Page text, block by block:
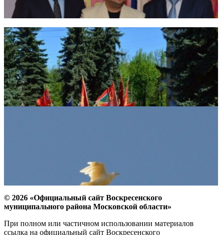
© 2026 «Официальный сайт Воскресенского
муниципального района Московской области»
При полном или частичном использовании материалов
ссылка на официальный сайт Воскресенского